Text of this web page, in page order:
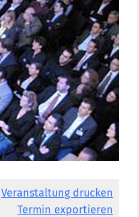
Veranstaltung drucken
Termin exportieren